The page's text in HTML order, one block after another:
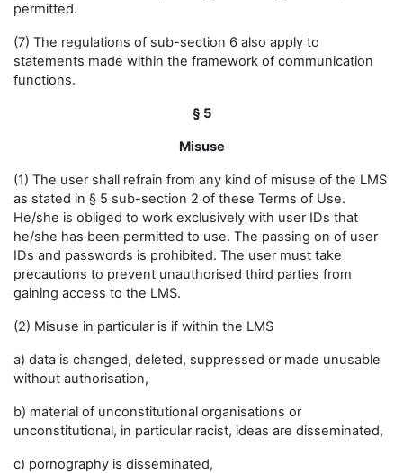
permitted.
(7) The regulations of sub-section 6 also apply to
statements made within the framework of communication
functions.
§ 5
Misuse
(1) The user shall refrain from any kind of misuse of the LMS
as stated in § 5 sub-section 2 of these Terms of Use.
He/she is obliged to work exclusively with user IDs that
he/she has been permitted to use. The passing on of user
IDs and passwords is prohibited. The user must take
precautions to prevent unauthorised third parties from
gaining access to the LMS.
(2) Misuse in particular is if within the LMS
a) data is changed, deleted, suppressed or made unusable
without authorisation,
b) material of unconstitutional organisations or
unconstitutional, in particular racist, ideas are disseminated,
c) pornography is disseminated,